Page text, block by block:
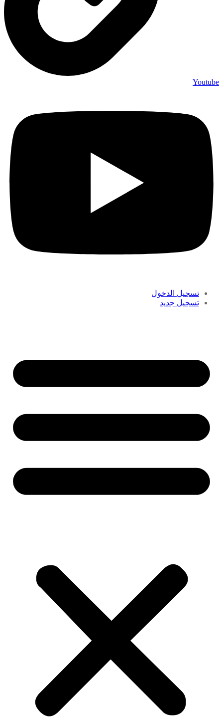
Youtube
تسجيل الدخول
تسجيل جديد